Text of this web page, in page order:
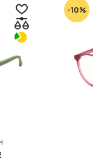
-10%